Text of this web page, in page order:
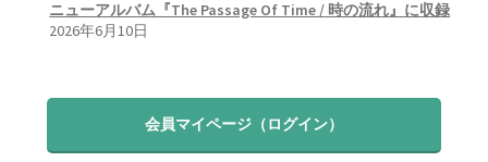
ニューアルバム『The Passage Of Time / 時の流れ』に収録
2026年6月10日
会員マイページ（ログイン）